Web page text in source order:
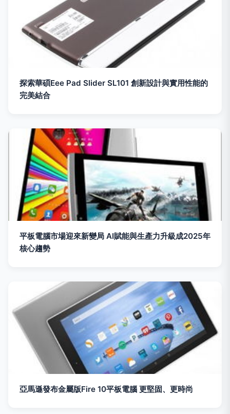
探索華碩Eee Pad Slider SL101 創新設計與實用性能的
完美結合
平板電腦市場迎來新變局 AI賦能與生產力升級成2025年
核心趨勢
亞馬遜發布金屬版Fire 10平板電腦 更堅固、更時尚